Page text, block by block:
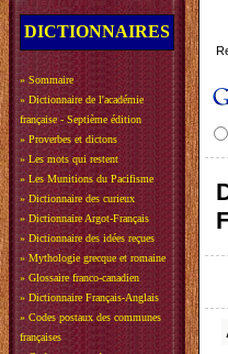
DICTIONNAIRES
» Sommaire
» Dictionnaire de l'académie
française - Septième édition
» Proverbes et dictons
» Les mots qui restent
» Les Munitions du Pacifisme
» Dictionnaire des curieux
» Dictionnaire Argot-Français
» Dictionnaire des idées reçues
» Mythologie grecque et romaine
» Glossaire franco-canadien
» Dictionnaire Français-Anglais
» Codes postaux des communes
françaises